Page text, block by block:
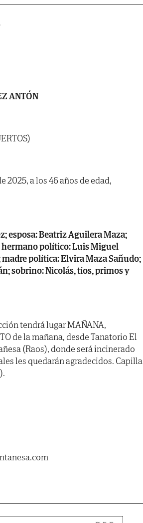
ANTÓN
2025, a los 46 años de edad,
esposa: Beatriz Aguilera Maza;
hermano político: Luis Miguel
política: Elvira Maza Sañudo;
sobrino: Nicolás, tíos, primos y
tendrá lugar MAÑANA,
de la mañana, desde Tanatorio El
(Raos), donde será incinerado
les quedarán agradecidos. Capilla